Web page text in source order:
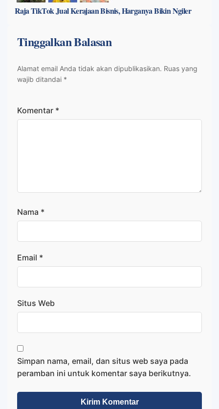
Raja TikTok Jual Kerajaan Bisnis, Harganya Bikin Ngiler
Tinggalkan Balasan
Alamat email Anda tidak akan dipublikasikan. Ruas yang
wajib ditandai *
Komentar *
Nama *
Email *
Situs Web
Simpan nama, email, dan situs web saya pada
peramban ini untuk komentar saya berikutnya.